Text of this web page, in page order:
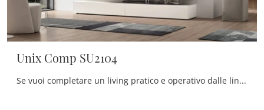
Unix Comp SU2104
Se vuoi completare un living pratico e operativo dalle linee moderne, ti offriamo la parete attrezzata Unix Comp SU2104 Maronese.